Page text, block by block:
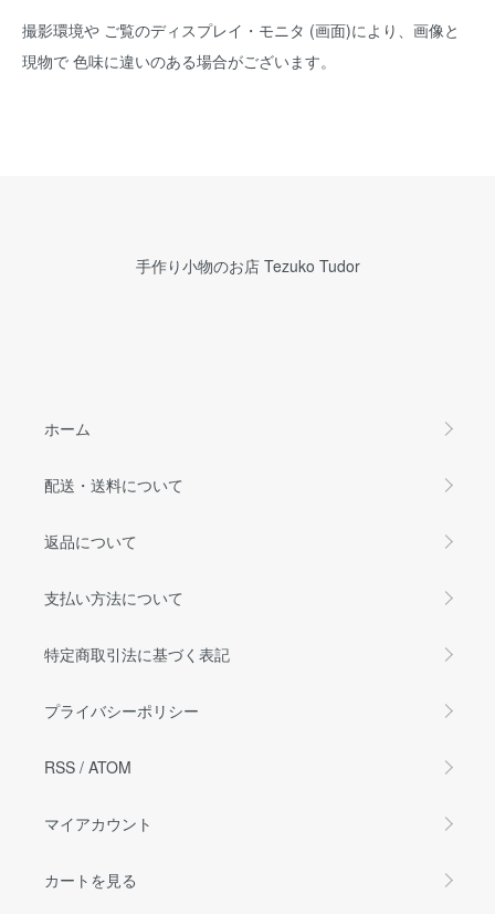
撮影環境や ご覧のディスプレイ・モニタ (画面)により、画像と
現物で 色味に違いのある場合がございます。
手作り小物のお店 Tezuko Tudor
ホーム
配送・送料について
返品について
支払い方法について
特定商取引法に基づく表記
プライバシーポリシー
RSS / ATOM
マイアカウント
カートを見る